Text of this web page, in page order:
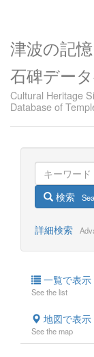
津波の記
石碑デー
Cultural Heritage
Database of
検索
詳細検索
一覧で表示
See the list
地図で表示
See the map